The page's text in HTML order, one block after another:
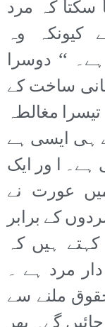
سکتا کہ مرد
وہ
‘‘ دوسرا
ساخت کے
مغالطہ
ہی ایسی ہے
ا ور ایک
عورت نے
کے برابر
ہیں کہ
مرد ہے ۔
ملنے سے